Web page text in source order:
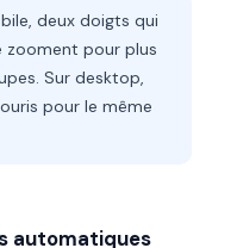
deux doigts qui
zooment pour plus
Sur desktop,
pour le même
automatiques